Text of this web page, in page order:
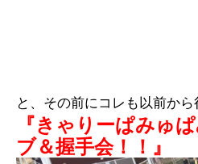
と、その前にコレも以前か
『きゃりーぱみゅ
ブ＆握手会！！』